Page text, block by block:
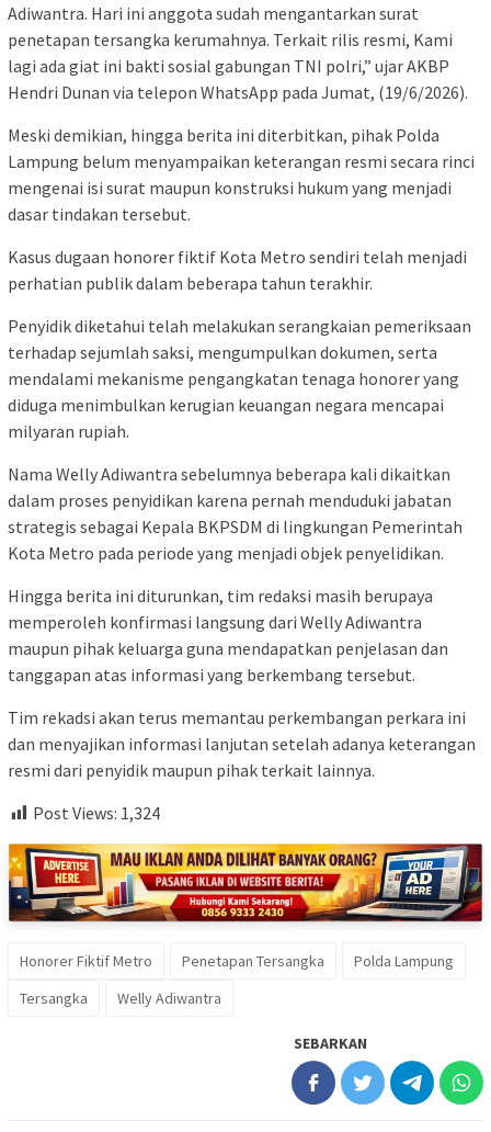
Adiwantra. Hari ini anggota sudah mengantarkan surat
penetapan tersangka kerumahnya. Terkait rilis resmi, Kami
lagi ada giat ini bakti sosial gabungan TNI polri,” ujar AKBP
Hendri Dunan via telepon WhatsApp pada Jumat, (19/6/2026).
Meski demikian, hingga berita ini diterbitkan, pihak Polda
Lampung belum menyampaikan keterangan resmi secara rinci
mengenai isi surat maupun konstruksi hukum yang menjadi
dasar tindakan tersebut.
Kasus dugaan honorer fiktif Kota Metro sendiri telah menjadi
perhatian publik dalam beberapa tahun terakhir.
Penyidik diketahui telah melakukan serangkaian pemeriksaan
terhadap sejumlah saksi, mengumpulkan dokumen, serta
mendalami mekanisme pengangkatan tenaga honorer yang
diduga menimbulkan kerugian keuangan negara mencapai
milyaran rupiah.
Nama Welly Adiwantra sebelumnya beberapa kali dikaitkan
dalam proses penyidikan karena pernah menduduki jabatan
strategis sebagai Kepala BKPSDM di lingkungan Pemerintah
Kota Metro pada periode yang menjadi objek penyelidikan.
Hingga berita ini diturunkan, tim redaksi masih berupaya
memperoleh konfirmasi langsung dari Welly Adiwantra
maupun pihak keluarga guna mendapatkan penjelasan dan
tanggapan atas informasi yang berkembang tersebut.
Tim rekadsi akan terus memantau perkembangan perkara ini
dan menyajikan informasi lanjutan setelah adanya keterangan
resmi dari penyidik maupun pihak terkait lainnya.
Post Views: 1,324
Honorer Fiktif Metro Penetapan Tersangka
Polda Lampung
Tersangka
Welly Adiwantra
SEBARKAN